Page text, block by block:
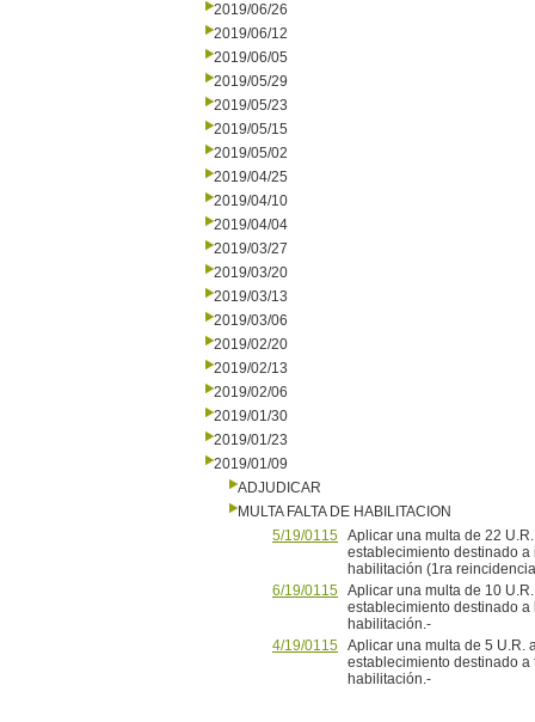
2019/06/26
2019/06/12
2019/06/05
2019/05/29
2019/05/23
2019/05/15
2019/05/02
2019/04/25
2019/04/10
2019/04/04
2019/03/27
2019/03/20
2019/03/13
2019/03/06
2019/02/20
2019/02/13
2019/02/06
2019/01/30
2019/01/23
2019/01/09
ADJUDICAR
MULTA FALTA DE HABILITACION
5/19/0115 Aplicar una multa de 22
establecimiento destinado a
habilitación (1ra
6/19/0115 Aplicar una multa de 10
establecimiento destinado a
habilitación.-
4/19/0115 Aplicar una multa de 5 U.R.
establecimiento destinado a
habilitación.-